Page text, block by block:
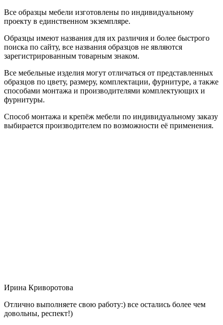
Все образцы мебели изготовлены по индивидуальному
проекту в единственном экземпляре.
Образцы имеют названия для их различия и более быстрого
поиска по сайту, все названия образцов не являются
зарегистрированным товарным знаком.
Все мебельные изделия могут отличаться от представленных
образцов по цвету, размеру, комплектации, фурнитуре, а также
способами монтажа и производителями комплектующих и
фурнитуры.
Способ монтажа и крепёж мебели по индивидуальному заказу
выбирается производителем по возможности её применения.
Ирина Криворотова
Отлично выполняете свою работу:) все остались более чем
довольны, респект!)